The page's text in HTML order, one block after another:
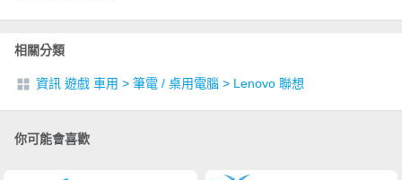
相關分類
資訊 遊戲 車用 > 筆電 / 桌用電腦 > Lenovo 聯想
你可能會喜歡